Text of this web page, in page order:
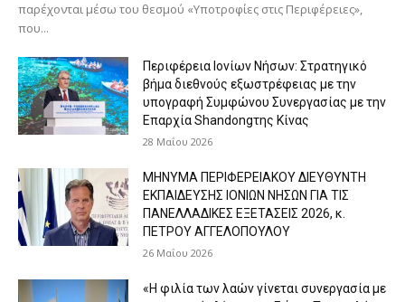
παρέχονται μέσω του θεσμού «Υποτροφίες στις Περιφέρειες»,
που...
Περιφέρεια Ιονίων Νήσων: Στρατηγικό
βήμα διεθνούς εξωστρέφειας με την
υπογραφή Συμφώνου Συνεργασίας με την
Επαρχία Shandongτης Κίνας
28 Μαΐου 2026
ΜΗΝΥΜΑ ΠΕΡΙΦΕΡΕΙΑΚΟΥ ΔΙΕΥΘΥΝΤΗ
ΕΚΠΑΙΔΕΥΣΗΣ ΙΟΝΙΩΝ ΝΗΣΩΝ ΓΙΑ ΤΙΣ
ΠΑΝΕΛΛΑΔΙΚΕΣ ΕΞΕΤΑΣΕΙΣ 2026, κ.
ΠΕΤΡΟΥ ΑΓΓΕΛΟΠΟΥΛΟΥ
26 Μαΐου 2026
«Η φιλία των λαών γίνεται συνεργασία με